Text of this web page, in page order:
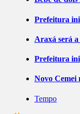
Prefeitura
Araxá será
Prefeitura
Novo Cemei
Tempo